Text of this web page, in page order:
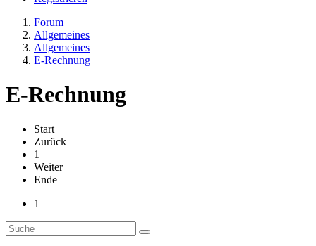
Forum
Allgemeines
Allgemeines
E-Rechnung
E-Rechnung
Start
Zurück
1
Weiter
Ende
1